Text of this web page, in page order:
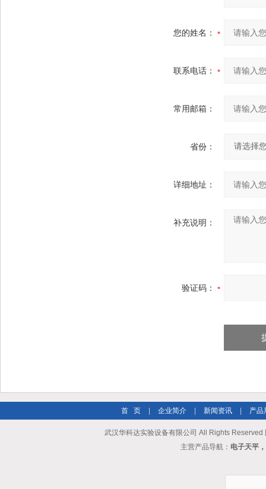
您的姓名：
联系电话：
常用邮箱：
省份：
详细地址：
补充说明：
验证码：
首 页 企业简介 新闻资讯 产品
武汉华科达实验设备有限公司 All Rights Reserved
主营产品导航： 电子天平